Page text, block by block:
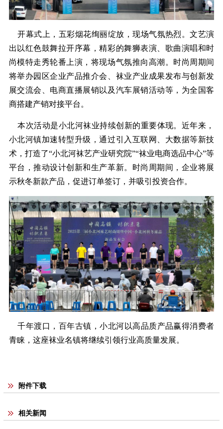
开幕式上，五彩烟花绚丽绽放，现场气氛热烈。文艺演
出以红色鼓舞拉开序幕，精彩的舞狮表演、歌曲演唱和时
尚模特走秀轮番上演，将现场气氛推向高潮。时尚周期间
将举办园区企业产品推介会、袜业产业成果发布与创新发
展交流会、电商直播展销以及汽车展销活动等，为全国客
商搭建产销对接平台。
本次活动是小北河袜业持续创新的重要体现。近年来，
小北河镇加速转型升级，通过引入互联网、大数据等新技
术，打造了“小北河袜艺产业研究院”“袜业电商选品中心”等
平台，推动设计创新和生产革新。时尚周期间，企业将展
示秋冬新款产品，促进订单签订，并吸引投资合作。
千年渡口，百年古镇，小北河以高品质产品赢得消费者
青睐，这座袜业名镇将继续引领行业高质量发展。
附件下载
相关新闻